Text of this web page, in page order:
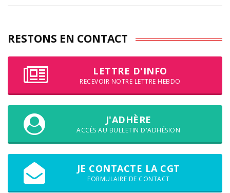
RESTONS EN CONTACT
LETTRE D'INFO
RECEVOIR NOTRE LETTRE HEBDO
J'ADHÈRE
ACCÈS AU BULLETIN D'ADHÉSION
JE CONTACTE LA CGT
FORMULAIRE DE CONTACT